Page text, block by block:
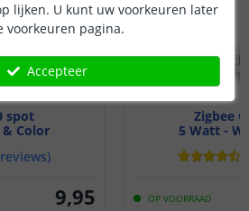
spot
Color
reviews)
9,95
Zigbee
5 Watt -
OP VOORRAAD
lijken. U kunt uw voorkeuren later
voorkeuren pagina.
Accepteer